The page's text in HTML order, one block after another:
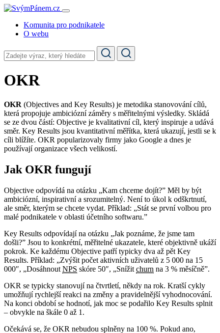
Komunita pro podnikatele
O webu
OKR
OKR (Objectives and Key Results) je metodika stanovování cílů,
která propojuje ambiciózní záměry s měřitelnými výsledky. Skládá
se ze dvou částí: Objective je kvalitativní cíl, který inspiruje a udává
směr. Key Results jsou kvantitativní měřítka, která ukazují, jestli se k
cíli blížíte. OKR popularizovaly firmy jako Google a dnes je
používají organizace všech velikostí.
Jak OKR fungují
Objective odpovídá na otázku „Kam chceme dojít?” Měl by být
ambiciózní, inspirativní a srozumitelný. Není to úkol k odškrtnutí,
ale směr, kterým se chcete vydat. Příklad: „Stát se první volbou pro
malé podnikatele v oblasti účetního softwaru.”
Key Results odpovídají na otázku „Jak poznáme, že jsme tam
došli?” Jsou to konkrétní, měřitelné ukazatele, které objektivně ukáží
pokrok. Ke každému Objective patří typicky dva až pět Key
Results. Příklad: „Zvýšit počet aktivních uživatelů z 5 000 na 15
000″, „Dosáhnout NPS skóre 50″, „Snížit churn na 3 % měsíčně”.
OKR se typicky stanovují na čtvrtletí, někdy na rok. Kratší cykly
umožňují rychlejší reakci na změny a pravidelnější vyhodnocování.
Na konci období se hodnotí, jak moc se podařilo Key Results splnit
– obvykle na škále 0 až 1.
Očekává se, že OKR nebudou splněny na 100 %. Pokud ano,